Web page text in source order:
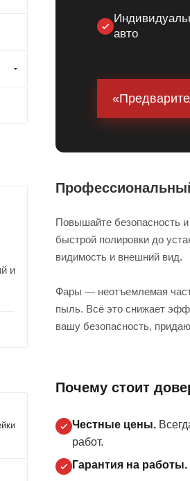
авто
Повышайте безопасность
быстрой полировки до
видимость и внешний вид.
Фары — неотъемлемая
пыль. Всё это снижает
вашу безопасность,
Почему стоит
Честные цены.
работ.
Гарантия на работы.
и